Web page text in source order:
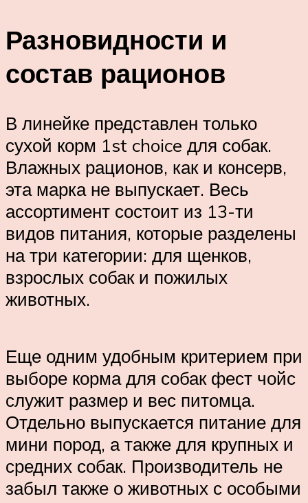
Разновидности и
состав рационов
В линейке представлен только
сухой корм 1st choice для собак.
Влажных рационов, как и консерв,
эта марка не выпускает. Весь
ассортимент состоит из 13-ти
видов питания, которые разделены
на три категории: для щенков,
взрослых собак и пожилых
животных.
Еще одним удобным критерием при
выборе корма для собак фест чойс
служит размер и вес питомца.
Отдельно выпускается питание для
мини пород, а также для крупных и
средних собак. Производитель не
забыл также о животных с особыми